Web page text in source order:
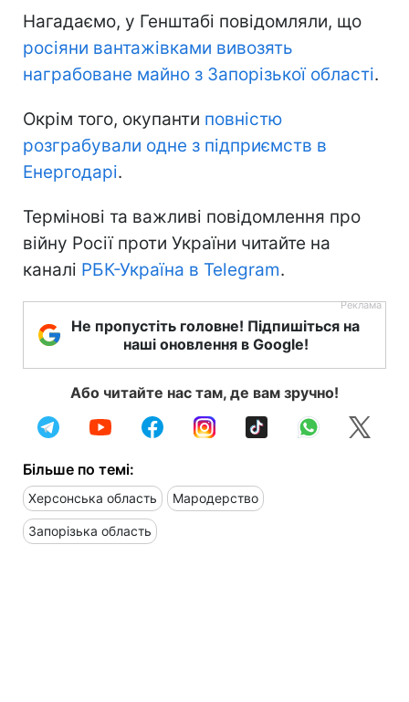
Нагадаємо, у Генштабі повідомляли, що
росіяни вантажівками вивозять
награбоване майно з Запорізької області.
Окрім того, окупанти повністю
розграбували одне з підприємств в
Енергодарі.
Термінові та важливі повідомлення про
війну Росії проти України читайте на
каналі РБК-Україна в Telegram.
Не пропустіть головне! Підпишіться на
наші оновлення в Google!
Або читайте нас там, де вам зручно!
Більше по темі:
Херсонська область Мародерство
Запорізька область